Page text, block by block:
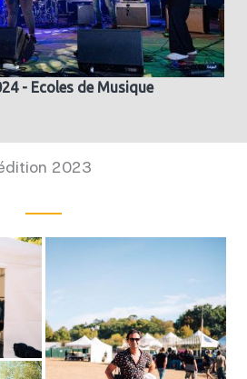
- Ecoles de Musique
2023